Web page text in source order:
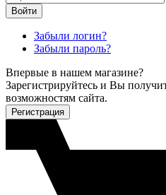
Войти
Забыли логин?
Забыли пароль?
Впервые в нашем магазине?
Зарегистрируйтесь и Вы
возможностям сайта.
Регистрация